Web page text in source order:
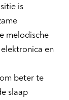
is
melodische
en
beter te
slaap